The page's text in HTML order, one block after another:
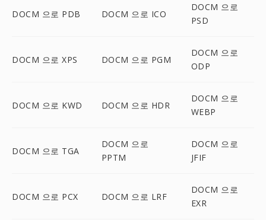
DOCM 으로 PDB DOCM 으로 ICO
DOCM 으로
PSD
DOCM 으로 XPS DOCM 으로 PGM
DOCM 으로
ODP
DOCM 으로 KWD DOCM 으로 HDR
DOCM 으로
WEBP
DOCM 으로 TGA
DOCM 으로
PPTM
DOCM 으로
JFIF
DOCM 으로 PCX DOCM 으로 LRF
DOCM 으로
EXR